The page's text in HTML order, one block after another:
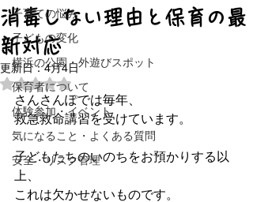
子育ての悩み
子どもの変化
横浜の公園・外遊びスポット
保育者について
体験参加・イベント
気になること・よくある質問
安全・リスク管理
消毒しない理由と保育の最
新対応
更新日：4月4日
5つ星のうちNaNと評価されています。
さんさんぽでは毎年、
救急救命講習を受けています。
子どもたちのいのちをお預かりする以
上、
これは欠かせないものです。